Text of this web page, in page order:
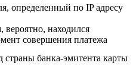
определенный по IP адресу
вероятно, находился
совершения платежа
страны банка-эмитента карты